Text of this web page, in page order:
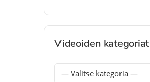
Videoiden kategoriat